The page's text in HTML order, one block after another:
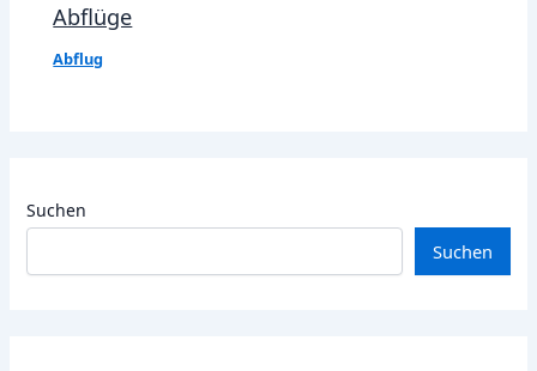
Abflüge
Abflug
Suchen
Suchen